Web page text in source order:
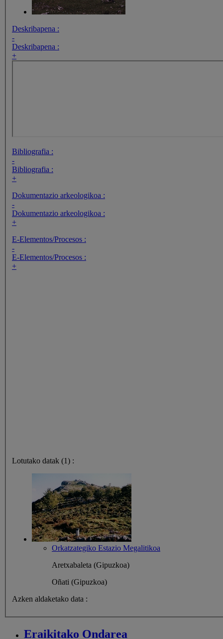
Deskribapena :
-
Deskribapena :
+
Bibliografia :
-
Bibliografia :
+
Dokumentazio arkeologikoa :
-
Dokumentazio arkeologikoa :
+
E-Elementos/Procesos :
-
E-Elementos/Procesos :
+
Lotutako datak (1) :
Orkatzategiko Estazio Megalitikoa
Aretxabaleta (Gipuzkoa)
Oñati (Gipuzkoa)
Azken aldaketako data :
Eraikitako Ondarea